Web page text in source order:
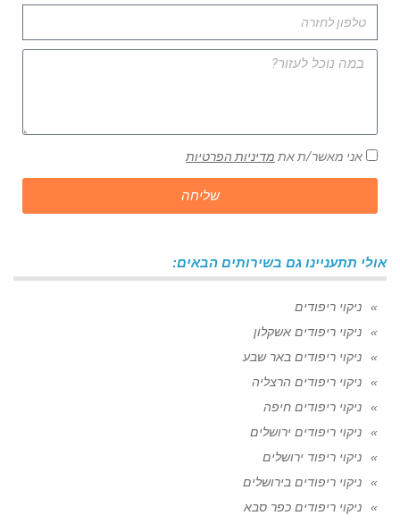
אני מאשר/ת את מדיניות הפרטיות
שליחה
אולי תתעניינו גם בשירותים הבאים:
ניקוי ריפודים
ניקוי ריפודים אשקלון
ניקוי ריפודים באר שבע
ניקוי ריפודים הרצליה
ניקוי ריפודים חיפה
ניקוי ריפודים ירושלים
ניקוי ריפוד ירושלים
ניקוי ריפודים בירושלים
ניקוי ריפודים כפר סבא